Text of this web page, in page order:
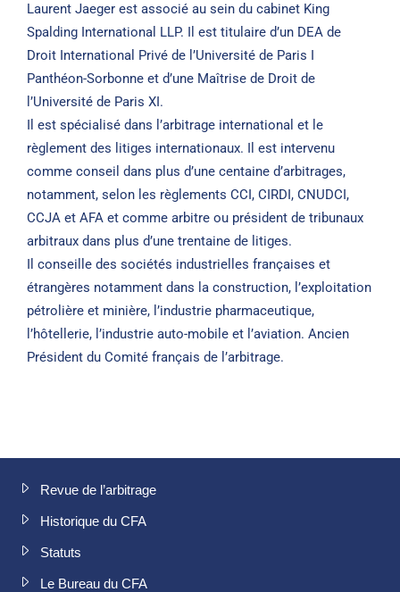
Laurent Jaeger est associé au sein du cabinet King
Spalding International LLP. Il est titulaire d’un DEA de
Droit International Privé de l’Université de Paris I
Panthéon-Sorbonne et d’une Maîtrise de Droit de
l’Université de Paris XI.
Il est spécialisé dans l’arbitrage international et le
règlement des litiges internationaux. Il est intervenu
comme conseil dans plus d’une centaine d’arbitrages,
notamment, selon les règlements CCI, CIRDI, CNUDCI,
CCJA et AFA et comme arbitre ou président de tribunaux
arbitraux dans plus d’une trentaine de litiges.
Il conseille des sociétés industrielles françaises et
étrangères notamment dans la construction, l’exploitation
pétrolière et minière, l’industrie pharmaceutique,
l’hôtellerie, l’industrie auto-mobile et l’aviation. Ancien
Président du Comité français de l’arbitrage.
Revue de l’arbitrage
Historique du CFA
Statuts
Le Bureau du CFA